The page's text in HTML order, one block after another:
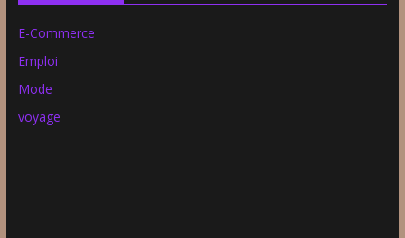
E-Commerce
Emploi
Mode
voyage